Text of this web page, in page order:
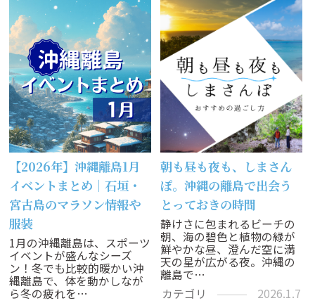
【2026年】沖縄離島1月
イベントまとめ｜石垣・
宮古島のマラソン情報や
服装
1月の沖縄離島は、スポーツ
イベントが盛んなシーズ
ン！冬でも比較的暖かい沖
縄離島で、体を動かしなが
ら冬の疲れを…
朝も昼も夜も、しまさん
ぽ。沖縄の離島で出会う
とっておきの時間
静けさに包まれるビーチの
朝、海の碧色と植物の緑が
鮮やかな昼、澄んだ空に満
天の星が広がる夜。沖縄の
離島で…
カテゴリ
2026.1.7